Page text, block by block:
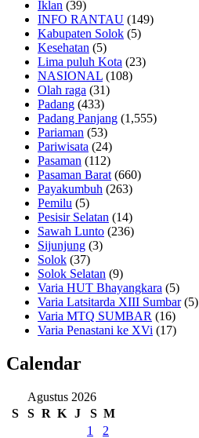
Iklan (39)
INFO RANTAU (149)
Kabupaten Solok (5)
Kesehatan (5)
Lima puluh Kota (23)
NASIONAL (108)
Olah raga (31)
Padang (433)
Padang Panjang (1,555)
Pariaman (53)
Pariwisata (24)
Pasaman (112)
Pasaman Barat (660)
Payakumbuh (263)
Pemilu (5)
Pesisir Selatan (14)
Sawah Lunto (236)
Sijunjung (3)
Solok (37)
Solok Selatan (9)
Varia HUT Bhayangkara (5)
Varia Latsitarda XIII Sumbar(5)
Varia MTQ SUMBAR (16)
Varia Penastani ke XVi (17)
Calendar
Agustus 2026
S
S R K J S M
1
2